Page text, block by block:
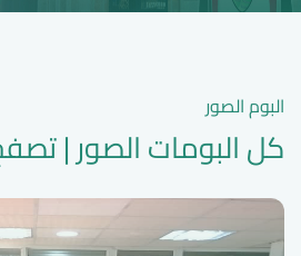
البحث العلمي
البوم الصور
كل البومات الصور |